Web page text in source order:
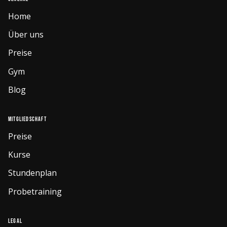
Home
Über uns
Preise
Gym
Blog
Mitgliedschaft
Preise
Kurse
Stundenplan
Probetraining
Legal